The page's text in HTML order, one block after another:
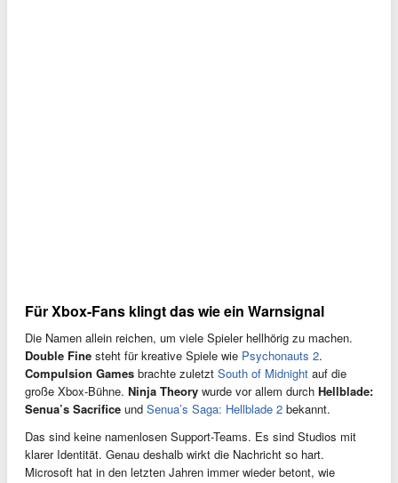
Für Xbox-Fans klingt das wie ein Warnsignal
Die Namen allein reichen, um viele Spieler hellhörig zu machen.
Double Fine steht für kreative Spiele wie Psychonauts 2.
Compulsion Games brachte zuletzt South of Midnight auf die
große Xbox-Bühne. Ninja Theory wurde vor allem durch Hellblade:
Senua’s Sacrifice und Senua’s Saga: Hellblade 2 bekannt.
Das sind keine namenlosen Support-Teams. Es sind Studios mit
klarer Identität. Genau deshalb wirkt die Nachricht so hart.
Microsoft hat in den letzten Jahren immer wieder betont, wie